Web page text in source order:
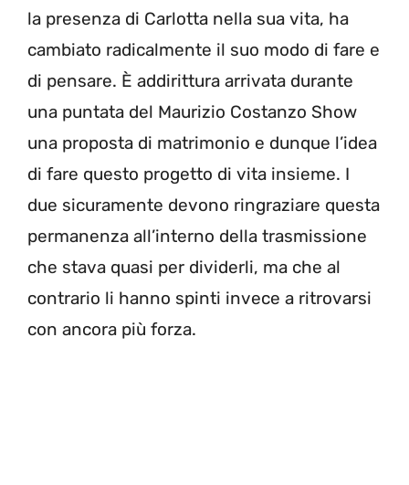
la presenza di Carlotta nella sua vita, ha
cambiato radicalmente il suo modo di fare e
di pensare. È addirittura arrivata durante
una puntata del Maurizio Costanzo Show
una proposta di matrimonio e dunque l’idea
di fare questo progetto di vita insieme. I
due sicuramente devono ringraziare questa
permanenza all’interno della trasmissione
che stava quasi per dividerli, ma che al
contrario li hanno spinti invece a ritrovarsi
con ancora più forza.